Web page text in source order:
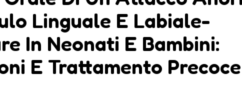
Linguale E Labiale-
In Neonati E Bambini:
E Trattamento